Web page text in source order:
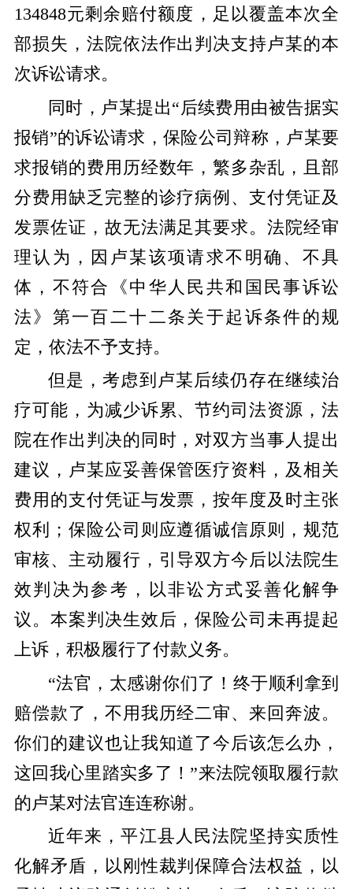
134848元剩余赔付额度，足以覆盖本次全
部损失，法院依法作出判决支持卢某的本
次诉讼请求。
同时，卢某提出“后续费用由被告据实
报销”的诉讼请求，保险公司辩称，卢某要
求报销的费用历经数年，繁多杂乱，且部
分费用缺乏完整的诊疗病例、支付凭证及
发票佐证，故无法满足其要求。法院经审
理认为，因卢某该项请求不明确、不具
体，不符合《中华人民共和国民事诉讼
法》第一百二十二条关于起诉条件的规
定，依法不予支持。
但是，考虑到卢某后续仍存在继续治
疗可能，为减少诉累、节约司法资源，法
院在作出判决的同时，对双方当事人提出
建议，卢某应妥善保管医疗资料，及相关
费用的支付凭证与发票，按年度及时主张
权利；保险公司则应遵循诚信原则，规范
审核、主动履行，引导双方今后以法院生
效判决为参考，以非讼方式妥善化解争
议。本案判决生效后，保险公司未再提起
上诉，积极履行了付款义务。
“法官，太感谢你们了！终于顺利拿到
赔偿款了，不用我历经二审、来回奔波。
你们的建议也让我知道了今后该怎么办，
这回我心里踏实多了！”来法院领取履行款
的卢某对法官连连称谢。
近年来，平江县人民法院坚持实质性
化解矛盾，以刚性裁判保障合法权益，以